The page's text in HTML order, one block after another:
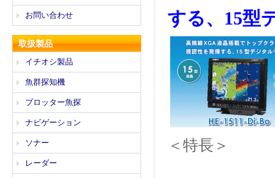
する、15型
＜特長＞
お問い合わせ
取扱製品
イチオシ製品
魚群探知機
プロッター魚探
ナビゲーション
ソナー
レーダー